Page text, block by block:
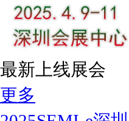
最新上线展会
更多